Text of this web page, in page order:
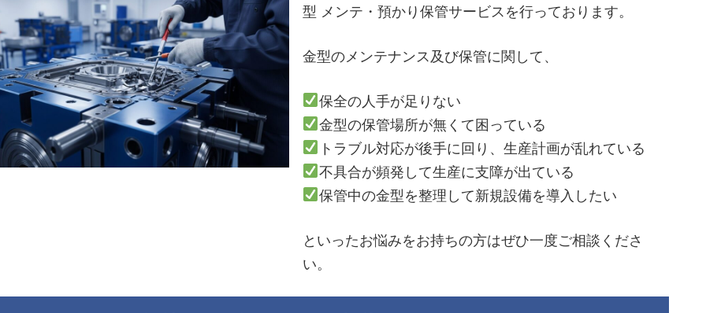
型 メンテ・預かり保管サービスを行っております。
金型のメンテナンス及び保管に関して、
保全の人手が足りない
金型の保管場所が無くて困っている
トラブル対応が後手に回り、生産計画が乱れている
不具合が頻発して生産に支障が出ている
保管中の金型を整理して新規設備を導入したい
といったお悩みをお持ちの方はぜひ一度ご相談くださ
い。